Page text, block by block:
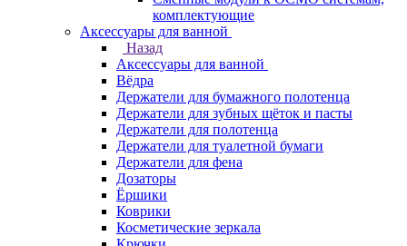
комплектующие
Аксессуары для ванной
Назад
Аксессуары для ванной
Вёдра
Держатели для бумажного полотенца
Держатели для зубных щёток и пасты
Держатели для полотенца
Держатели для туалетной бумаги
Держатели для фена
Дозаторы
Ёршики
Коврики
Косметические зеркала